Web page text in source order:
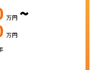
万円 ~
万円